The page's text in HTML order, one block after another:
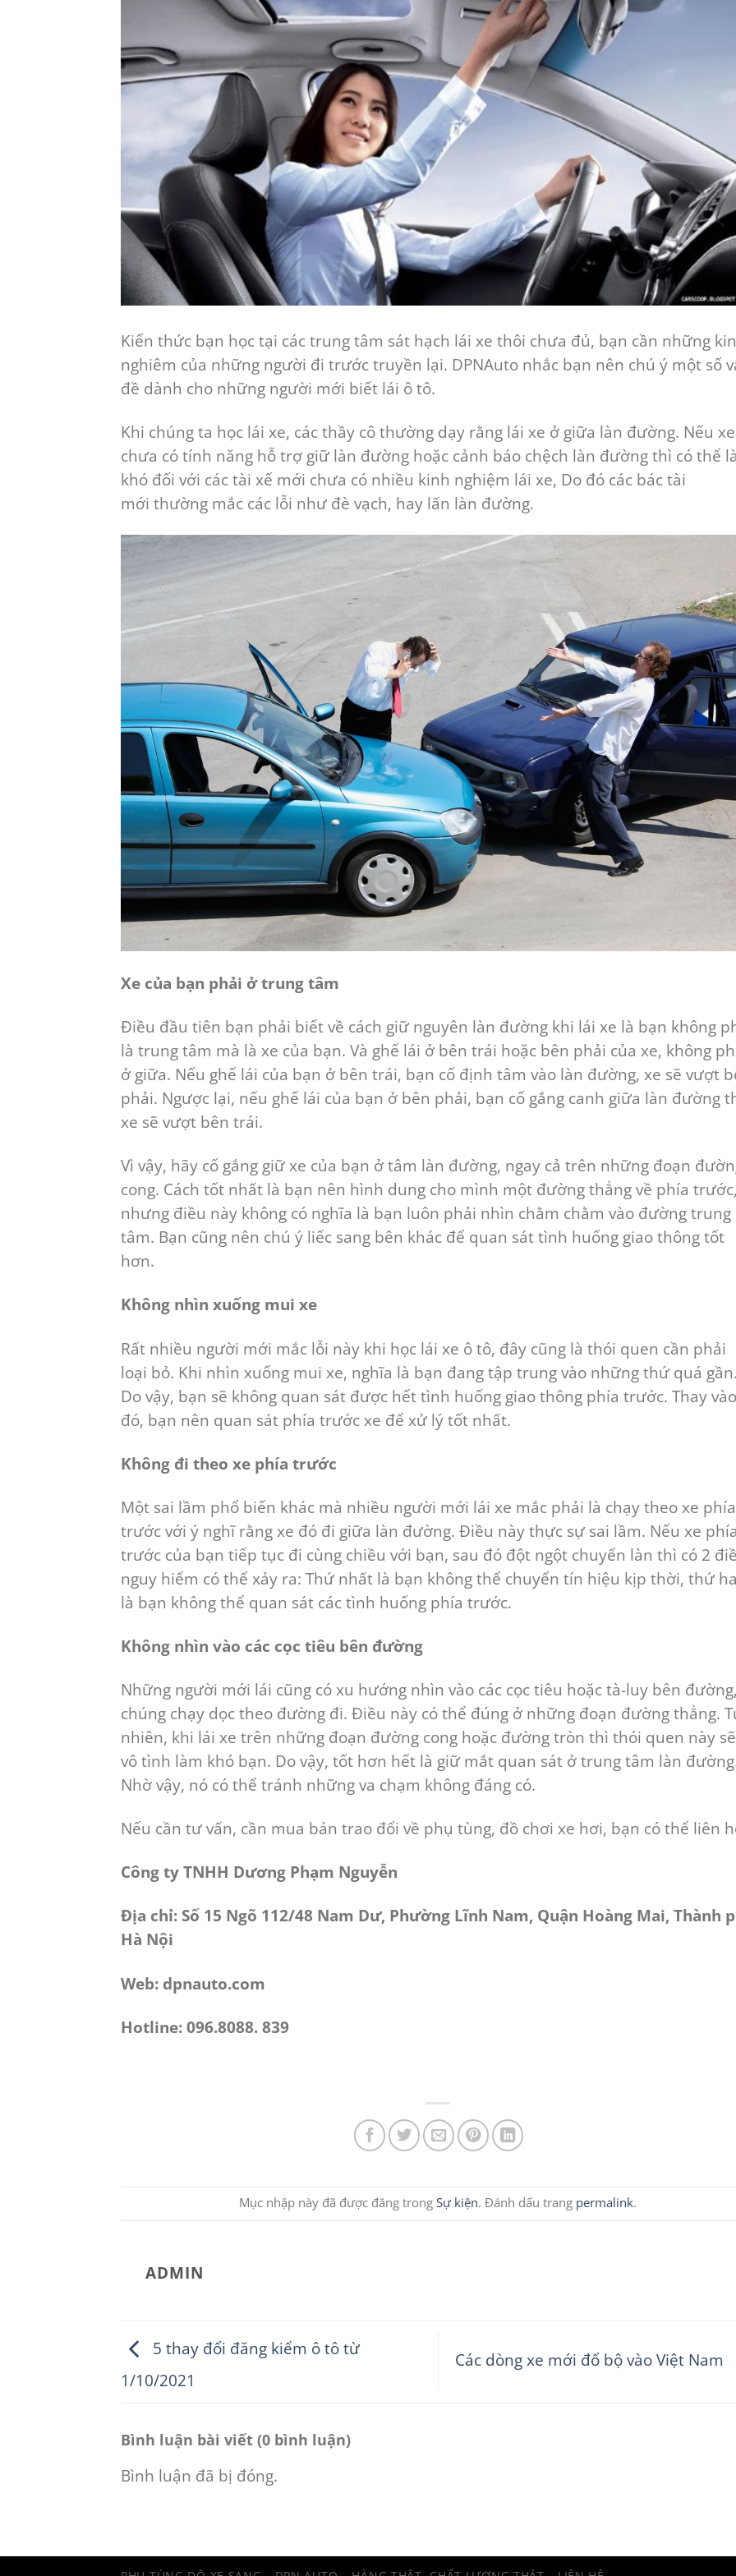
Kiến thức bạn học tại các trung tâm sát hạch lái xe thôi chưa đủ, bạn cần những
nghiêm của những người đi trước truyền lại. DPNAuto nhắc bạn nên chú ý một số
đề dành cho những người mới biết lái ô tô.
Khi chúng ta học lái xe, các thầy cô thường dạy rằng lái xe ở giữa làn đường. Nếu xe
chưa có tính năng hỗ trợ giữ làn đường hoặc cảnh báo chệch làn đường thì có thể
khó đối với các tài xế mới chưa có nhiều kinh nghiệm lái xe, Do đó các bác tài
mới thường mắc các lỗi như đè vạch, hay lấn làn đường.
Xe của bạn phải ở trung tâm
Điều đầu tiên bạn phải biết về cách giữ nguyên làn đường khi lái xe là bạn không
là trung tâm mà là xe của bạn. Và ghế lái ở bên trái hoặc bên phải của xe, không
ở giữa. Nếu ghế lái của bạn ở bên trái, bạn cố định tâm vào làn đường, xe sẽ vượt
phải. Ngược lại, nếu ghế lái của bạn ở bên phải, bạn cố gắng canh giữa làn đường
xe sẽ vượt bên trái.
Vì vậy, hãy cố gắng giữ xe của bạn ở tâm làn đường, ngay cả trên những đoạn
cong. Cách tốt nhất là bạn nên hình dung cho mình một đường thẳng về phía
nhưng điều này không có nghĩa là bạn luôn phải nhìn chằm chằm vào đường trung
tâm. Bạn cũng nên chú ý liếc sang bên khác để quan sát tình huống giao thông tốt
hơn.
Không nhìn xuống mui xe
Rất nhiều người mới mắc lỗi này khi học lái xe ô tô, đây cũng là thói quen cần phải
loại bỏ. Khi nhìn xuống mui xe, nghĩa là bạn đang tập trung vào những thứ quá
Do vậy, bạn sẽ không quan sát được hết tình huống giao thông phía trước. Thay vào
đó, bạn nên quan sát phía trước xe để xử lý tốt nhất.
Không đi theo xe phía trước
Một sai lầm phổ biến khác mà nhiều người mới lái xe mắc phải là chạy theo xe phía
trước với ý nghĩ rằng xe đó đi giữa làn đường. Điều này thực sự sai lầm. Nếu xe
trước của bạn tiếp tục đi cùng chiều với bạn, sau đó đột ngột chuyển làn thì có 2
nguy hiểm có thể xảy ra: Thứ nhất là bạn không thể chuyển tín hiệu kịp thời, thứ
là bạn không thể quan sát các tình huống phía trước.
Không nhìn vào các cọc tiêu bên đường
Những người mới lái cũng có xu hướng nhìn vào các cọc tiêu hoặc tà-luy bên
chúng chạy dọc theo đường đi. Điều này có thể đúng ở những đoạn đường thẳng.
nhiên, khi lái xe trên những đoạn đường cong hoặc đường tròn thì thói quen này sẽ
vô tình làm khó bạn. Do vậy, tốt hơn hết là giữ mắt quan sát ở trung tâm làn
Nhờ vậy, nó có thể tránh những va chạm không đáng có.
Nếu cần tư vấn, cần mua bán trao đổi về phụ tùng, đồ chơi xe hơi, bạn có thể liên
Công ty TNHH Dương Phạm Nguyễn
Địa chỉ: Số 15 Ngõ 112/48 Nam Dư, Phường Lĩnh Nam, Quận Hoàng Mai, Thành
Hà Nội
Web: dpnauto.com
Hotline: 096.8088. 839
Mục nhập này đã được đăng trongSự kiện. Đánh dấu trang permalink.
ADMIN
5 thay đổi đăng kiểm ô tô từ
1/10/2021
Các dòng xe mới đổ bộ vào Việt Nam
Bình luận bài viết (0 bình luận)
Bình luận đã bị đóng.